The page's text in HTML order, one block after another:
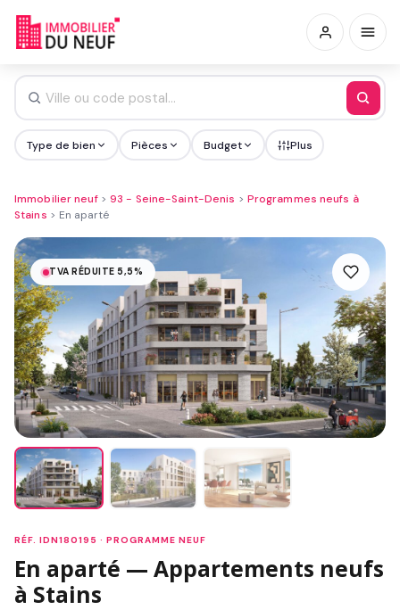
Type de bien Pièces Budget Plus
Immobilier neuf> 93 - Seine-Saint-Denis > Programmes neufs à
Stains > En aparté
TVA RÉDUITE 5,5%
RÉF. IDN180195 · PROGRAMME NEUF
En aparté — Appartements neufs
à Stains